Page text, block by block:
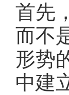
首先
而不
形势
中建